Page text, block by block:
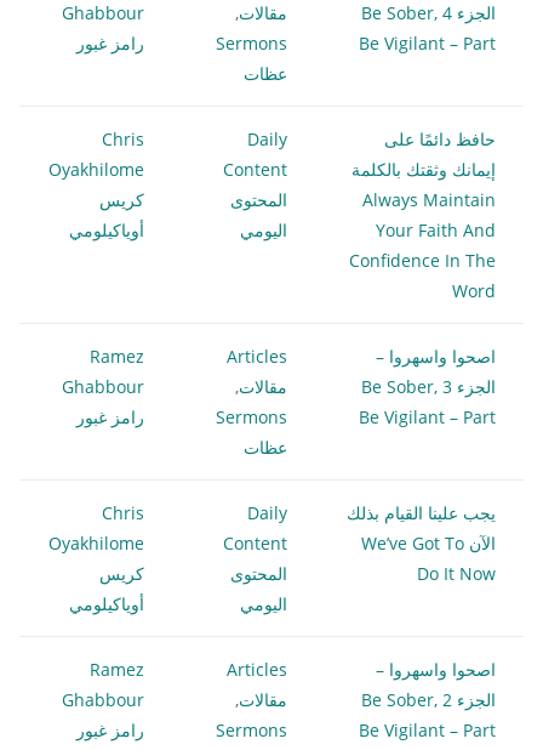
الجزء 4 Be Sober,
Be Vigilant – Part
مقالات,
Sermons
عظات
Ghabbour
رامز غبور
حافظ دائمًا على
إيمانك وثقتك بالكلمة
Always Maintain
Your Faith And
Confidence In The
Word
Daily
Content
المحتوى
اليومي
Chris
Oyakhilome
كريس
أوياكيلومي
اصحوا واسهروا –
الجزء 3 Be Sober,
Be Vigilant – Part
Articles
مقالات,
Sermons
عظات
Ramez
Ghabbour
رامز غبور
يجب علينا القيام بذلك
الآن We’ve Got To
Do It Now
Daily
Content
المحتوى
اليومي
Chris
Oyakhilome
كريس
أوياكيلومي
اصحوا واسهروا –
الجزء 2 Be Sober,
Be Vigilant – Part
Articles
مقالات,
Sermons
Ramez
Ghabbour
رامز غبور